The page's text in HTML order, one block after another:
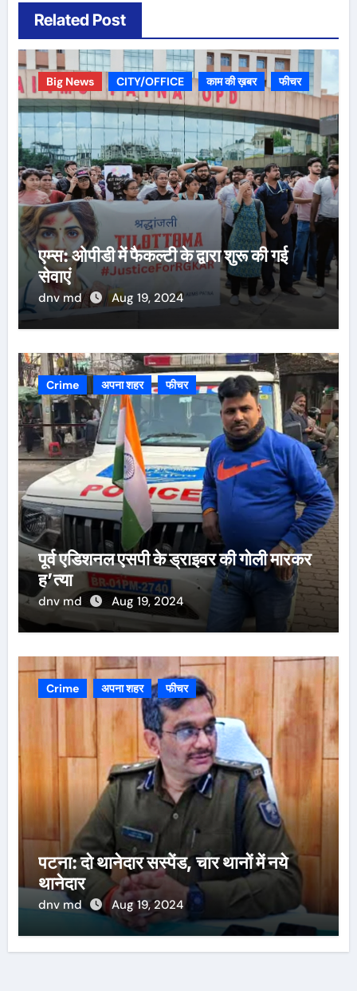
Related Post
Big News CITY/OFFICE काम की ख़बर फीचर
एम्स: ओपीडी में फैकल्टी के द्वारा शुरू की गई
सेवाएं
dnv md Aug 19, 2024
Crime अपना शहर फीचर
पूर्व एडिशनल एसपी के ड्राइवर की गोली मारकर
ह’त्या
dnv md Aug 19, 2024
Crime अपना शहर फीचर
पटना: दो थानेदार सस्पेंड, चार थानों में नये
थानेदार
dnv md Aug 19, 2024